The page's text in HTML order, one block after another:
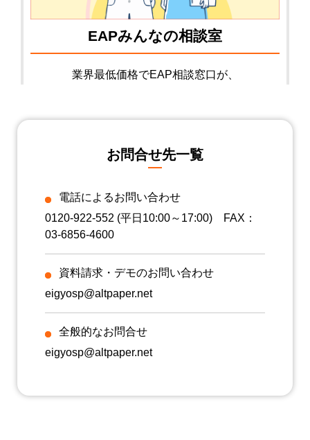
お問合せ先一覧
電話によるお問い合わせ
0120-922-552 (平日10:00～17:00) FAX：
03-6856-4600
資料請求・デモのお問い合わせ
eigyosp@altpaper.net
全般的なお問合せ
eigyosp@altpaper.net